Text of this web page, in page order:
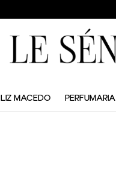
LIZ MACEDO PERFUMARIA